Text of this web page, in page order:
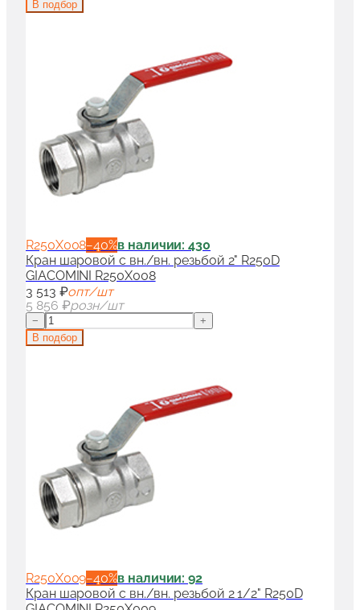
В подбор
R250X008−40%в наличии: 430
Кран шаровой с вн./вн. резьбой 2" R250D
GIACOMINI R250X008
3 513 ₽опт/шт
5 856 ₽розн/шт
−
+
В подбор
R250X009−40%в наличии: 92
Кран шаровой с вн./вн. резьбой 2 1/2" R250D